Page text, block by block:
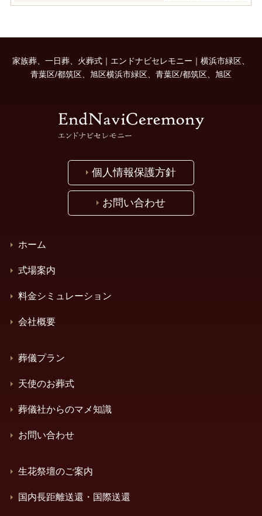
家族葬、一日葬、火葬式｜エンドナビセレモニー｜横浜市緑区、
青葉区/都筑区、旭区横浜市緑区、青葉区/都筑区、旭区
個人情報保護方針
お問い合わせ
ホーム
式場案内
料金シミュレーション
会社概要
葬儀プラン
天使のお葬式
葬儀社からのマメ知識
お問い合わせ
生花祭壇のご案内
国内長距離送還・国際送還